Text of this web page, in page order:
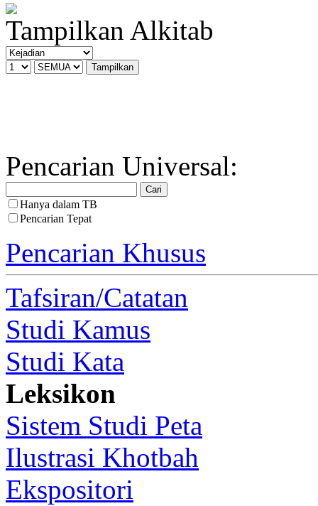
Tampilkan Alkitab
Pencarian Universal:
Hanya dalam TB
Pencarian Tepat
Pencarian Khusus
Tafsiran/Catatan
Studi Kamus
Studi Kata
Leksikon
Sistem Studi Peta
Ilustrasi Khotbah
Ekspositori